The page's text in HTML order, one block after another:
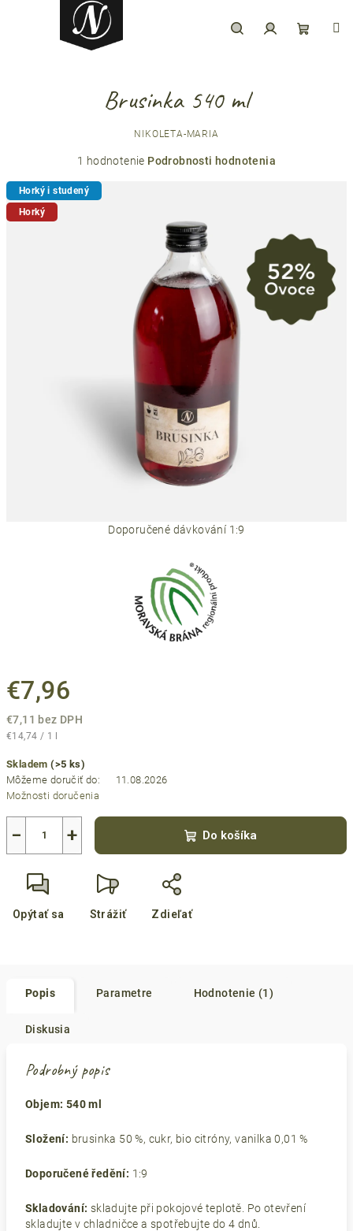
Doporučené dávkování 1:9
€7,96
€7,11 bez DPH
Jednotková
€14,74 / 1 l
Skladem(>5 ks)
Môžeme doručiť do:
11.08.2026
Možnosti doručenia
+
− Do košíka
Opýtať sa Strážiť Zdieľať
Brusinka 540 ml
NIKOLETA-MARIA
Priemerné
produktu
1 hodnotenie Podrobnosti hodnotenia
Horký i studený
Horký
Popis Parametre Hodnotenie (1)
Diskusia
Podrobný popis
Objem: 540 ml
Složení: brusinka 50 %, cukr, bio citróny, vanilka 0,01 %
Doporučené ředění: 1:9
Skladování: skladujte při pokojové teplotě. Po otevření
skladujte v chladničce a spotřebujte do 4 dnů.